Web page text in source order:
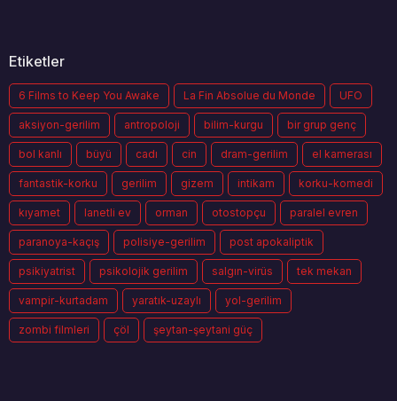
Etiketler
6 Films to Keep You Awake La Fin Absolue du Monde UFO
aksiyon-gerilim antropoloji bilim-kurgu bir grup genç
bol kanlı büyü cadı cin dram-gerilim el kamerası
fantastik-korku gerilim gizem intikam korku-komedi
kıyamet lanetli ev orman otostopçu paralel evren
paranoya-kaçış polisiye-gerilim post apokaliptik
psikiyatrist psikolojik gerilim salgın-virüs tek mekan
vampir-kurtadam yaratık-uzaylı yol-gerilim
zombi filmleri çöl şeytan-şeytani güç